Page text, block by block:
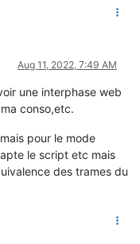
Aug 11, 2022, 7:49 AM
une interphase web
conso,etc.
mais pour le mode
le script etc mais
des trames du